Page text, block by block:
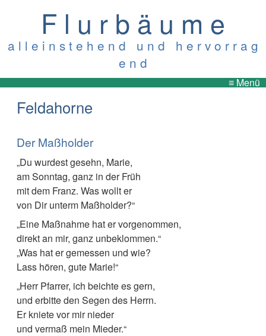
F l u r b ä u m e
a l l e i n s t e h e n d u n d h e r v o r r a g
e n d
≡ Menü
Feldahorne
Der Maßholder
„Du wurdest gesehn, Marie,
am Sonntag, ganz in der Früh
mit dem Franz. Was wollt er
von Dir unterm Maßholder?“
„Eine Maßnahme hat er vorgenommen,
direkt an mir, ganz unbeklommen.“
„Was hat er gemessen und wie?
Lass hören, gute Marie!“
„Herr Pfarrer, ich beichte es gern,
und erbitte den Segen des Herrn.
Er kniete vor mir nieder
und vermaß mein Mieder.“